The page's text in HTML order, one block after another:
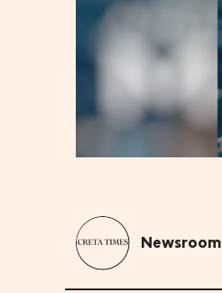
Newsroom